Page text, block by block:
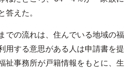
えた。
での流れは、住んでいる地域の福
用する意思がある人は申請書を提
祉事務所が戸籍情報をもとに、生